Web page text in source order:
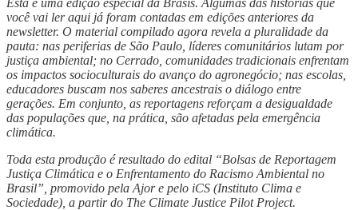
você vai ler aqui já foram contadas em edições anteriores da
newsletter. O material compilado agora revela a pluralidade da
pauta: nas periferias de São Paulo, líderes comunitários lutam por
justiça ambiental; no Cerrado, comunidades tradicionais enfrentam
os impactos socioculturais do avanço do agronegócio; nas escolas,
educadores buscam nos saberes ancestrais o diálogo entre
gerações. Em conjunto, as reportagens reforçam a desigualdade
das populações que, na prática, são afetadas pela emergência
climática.
Toda esta produção é resultado do edital “Bolsas de Reportagem
Justiça Climática e o Enfrentamento do Racismo Ambiental no
Brasil”, promovido pela Ajor e pelo iCS (Instituto Clima e
Sociedade), a partir do The Climate Justice Pilot Project.